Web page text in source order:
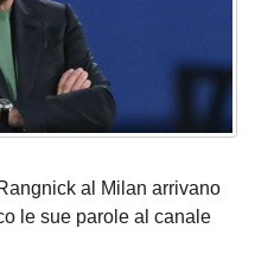
al Milan arrivano
le sue parole al canale